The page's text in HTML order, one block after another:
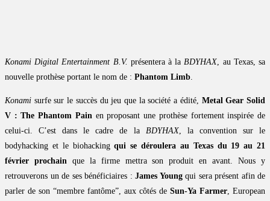
Konami Digital Entertainment B.V. présentera à laBDYHAX, au Texas, sa
nouvelle prothèse portant le nom de : Phantom Limb.
Konami surfe sur le succès du jeu que la société a édité, Metal Gear Solid
V : The Phantom Painen proposant une prothèse fortement inspirée de
celui-ci. C’est dans le cadre de la BDYHAX, la convention sur le
bodyhacking et le biohackingqui se déroulera au Texas du 19 au 21
février prochainque la firme mettra son produit en avant. Nous y
retrouverons un de ses bénéficiaires : James Youngqui sera présent afin de
parler de son “membre fantôme”, aux côtés de Sun-Ya Farmer, European